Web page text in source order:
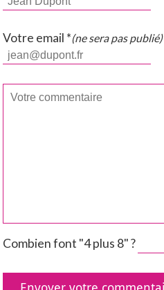
Votre email *(ne sera pas publié)
Combien font "4 plus 8" ?